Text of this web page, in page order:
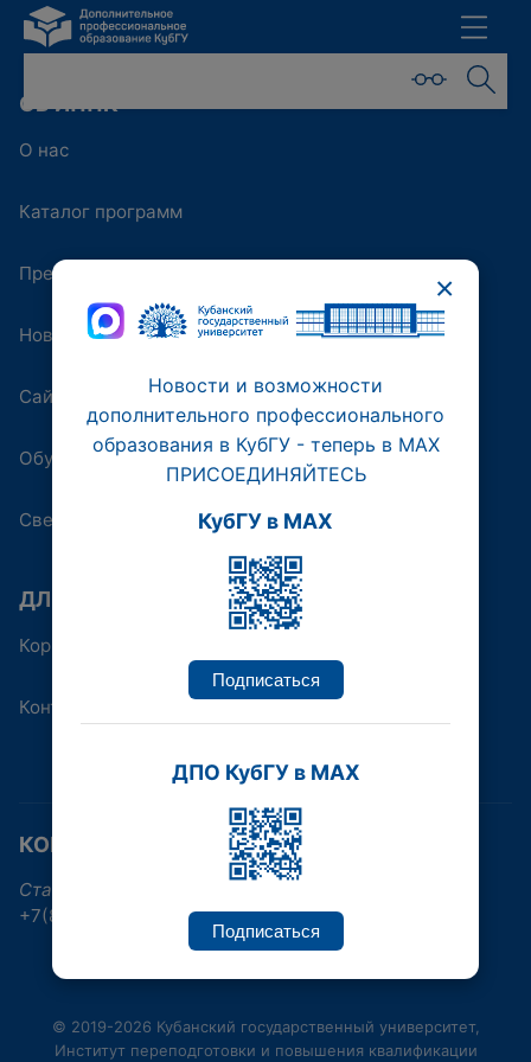
ОБ ИППК
О нас
Каталог программ
Преподаватели
Новости
Сайт университета
Обучающая платформа
Сведения об образовательной организации
ДЛЯ КОГО
Корпоративным клиентам
Контакты
КОНТАКТНАЯ ИНФОРМАЦИЯ
Ставропольская улица, 149, Краснодар
+7(861)219-96-38, +7(861)992-17-30
© 2019-2026 Кубанский государственный университет,
Институт переподготовки и повышения квалификации
×
Новости и возможности
дополнительного профессионального
образования в КубГУ - теперь в МАХ
ПРИСОЕДИНЯЙТЕСЬ
КубГУ в MAX
Подписаться
ДПО КубГУ в MAX
Подписаться